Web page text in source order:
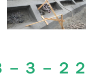
３－２